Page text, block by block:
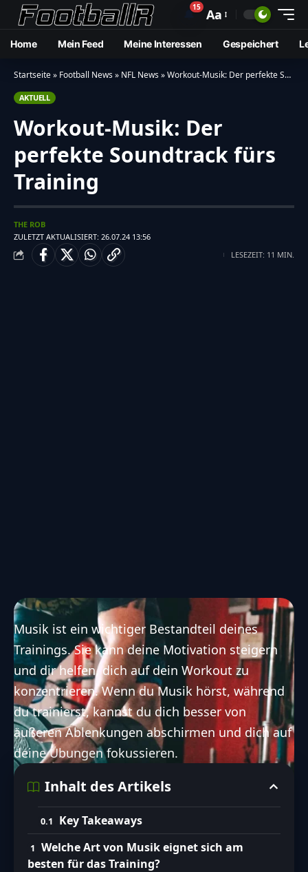
🔔15 Aa
Home Mein Feed Meine Interessen Gespeichert
Startseite» Football News» NFL News»Workout-Musik: Der perfekte Soundtrack fürs Training
AKTUELL
Workout-Musik: Der
perfekte Soundtrack fürs
Training
ZULETZT AKTUALISIERT: 26.07.24 13:56
THE ROB
LESEZEIT: 11 MIN.
Musik ist ein wichtiger Bestandteil deines
Trainings. Sie kann deine Motivation steigern
und dir helfen, dich auf dein Workout zu
konzentrieren. Wenn du Musik hörst, während
du trainierst, kannst du dich besser von
äußeren Ablenkungen abschirmen und dich auf
deine Übungen fokussieren.
Inhalt des Artikels
Key Takeaways
Welche Art von Musik eignet sich am
besten für das Training?